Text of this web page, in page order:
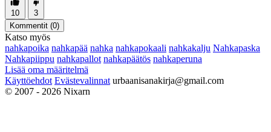
10
3
Kommentit (0)
Katso myös
nahkapoika nahkapää nahka nahkapokaali nahkakalju Nahkapaska
Nahkapiippu nahkapallot nahkapäätös nahkaperuna
Lisää oma määritelmä
Käyttöehdot Evästevalinnat urbaanisanakirja@gmail.com
© 2007 - 2026 Nixarn